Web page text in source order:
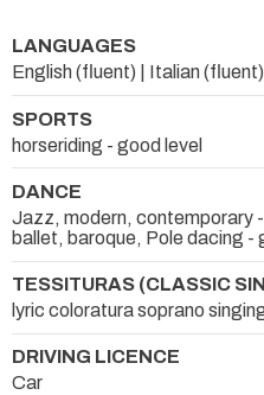
LANGUAGES
English (fluent) | Italian
SPORTS
horseriding - good level
DANCE
Jazz, modern, contemporary
ballet, baroque, Pole dacing -
TESSITURAS (CLASSIC
lyric coloratura soprano
DRIVING LICENCE
Car